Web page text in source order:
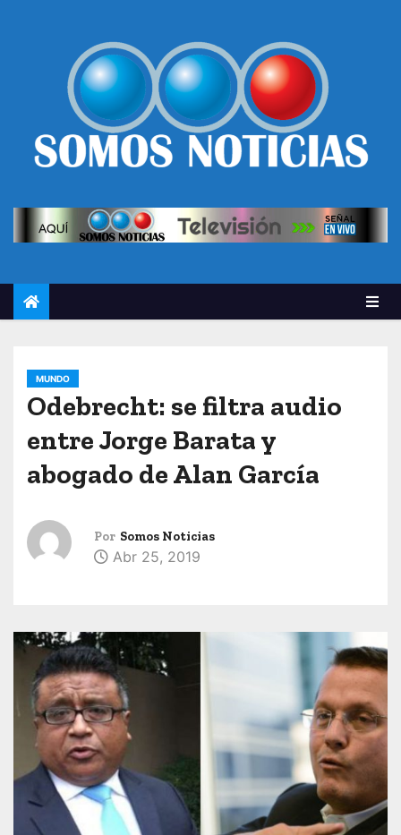
MUNDO
Odebrecht: se filtra audio
entre Jorge Barata y
abogado de Alan García
Por Somos Noticias
Abr 25, 2019